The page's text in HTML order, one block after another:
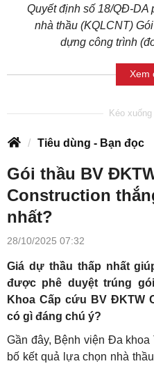
Quyết định số 18/QĐ-DA
nhà thầu (KQLCNT)
dựng công trình
Xem
Tiêu dùng - Bạn đọc
Gói thầu BV
Construction
nhất?
28/10/2025 07:32
Giá dự thầu thấp nhất
được phê duyệt trúng
Khoa Cấp cứu BV ĐKTW
có gì đáng chú ý?
Gần đây, Bệnh viện Đa
bố kết quả lựa chọn nhà